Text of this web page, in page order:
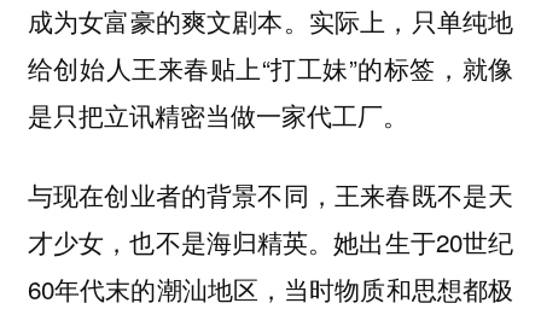
成为女富豪的爽文剧本。实际上，只单纯地
给创始人王来春贴上“打工妹”的标签，就像
是只把立讯精密当做一家代工厂。
与现在创业者的背景不同，王来春既不是天
才少女，也不是海归精英。她出生于20世纪
60年代末的潮汕地区，当时物质和思想都极